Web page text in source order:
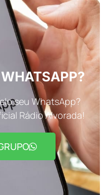
seu WhatsApp?
Rádio Alvorada!